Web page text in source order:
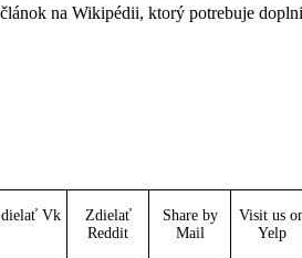
na Wikipédii, ktorý potrebuje
Vk
Zdielať
Reddit
Share by
Mail
Visit us
Yelp